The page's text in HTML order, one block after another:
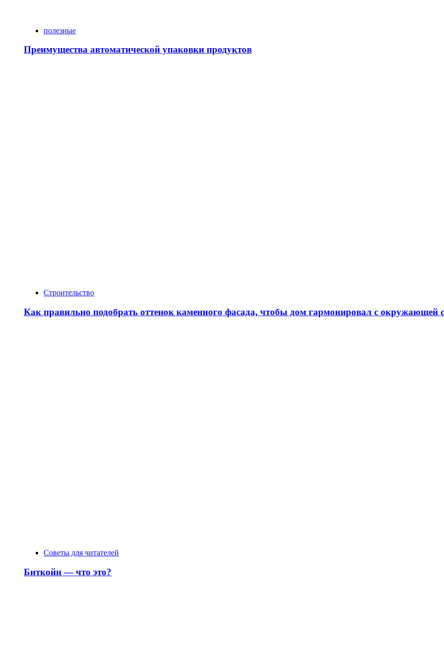
полезные
Преимущества автоматической упаковки продуктов
Строительство
Как правильно подобрать оттенок каменного фасада, чтобы дом гармонировал с окружающей
Советы для читателей
Биткойн — что это?